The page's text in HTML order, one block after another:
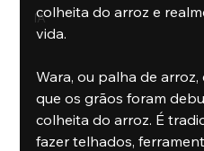
IA
colheita do arroz e
vida.
Wara, ou palha de
que os grãos foram
colheita do arroz. É
fazer telhados,